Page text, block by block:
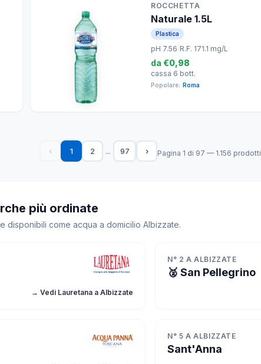
ROCCHETTA
Naturale 1.5L
Plastica
pH 7.56 R.F. 171.1 mg/L
da €0,98
cassa 6 bott.
Popolare: Roma
‹ 1 2 ... 97 › Pagina 1 di 97 — 1.156 prodotti
più ordinate
disponibili come acqua a domicilio Albizzate.
→ Vedi Lauretana a Albizzate
N° 2 A ALBIZZATE
🥈 San Pellegrino
N° 5 A ALBIZZATE
Sant'Anna